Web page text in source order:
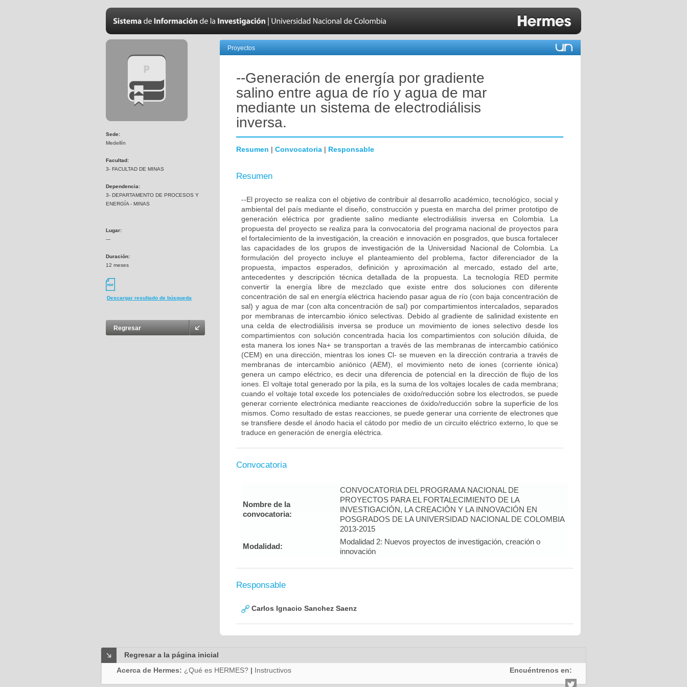
Sede:
Medellín
Facultad:
3- FACULTAD DE MINAS
Dependencia:
3- DEPARTAMENTO DE PROCESOS Y
ENERGÍA - MINAS
Lugar:
---
Duración:
12 meses
Descargar resultado de búsqueda
Regresar
Proyectos
--Generación de energía por gradiente
salino entre agua de río y agua de mar
mediante un sistema de electrodiálisis
inversa.
Resumen | Convocatoria | Responsable
Resumen
--El proyecto se realiza con el objetivo de contribuir al desarrollo académico, tecnológico, social y
ambiental del país mediante el diseño, construcción y puesta en marcha del primer prototipo de
generación eléctrica por gradiente salino mediante electrodiálisis inversa en Colombia. La
propuesta del proyecto se realiza para la convocatoria del programa nacional de proyectos para
el fortalecimiento de la investigación, la creación e innovación en posgrados, que busca fortalecer
las capacidades de los grupos de investigación de la Universidad Nacional de Colombia. La
formulación del proyecto incluye el planteamiento del problema, factor diferenciador de la
propuesta, impactos esperados, definición y aproximación al mercado, estado del arte,
antecedentes y descripción técnica detallada de la propuesta. La tecnología RED permite
convertir la energía libre de mezclado que existe entre dos soluciones con diferente
concentración de sal en energía eléctrica haciendo pasar agua de río (con baja concentración de
sal) y agua de mar (con alta concentración de sal) por compartimientos intercalados, separados
por membranas de intercambio iónico selectivas. Debido al gradiente de salinidad existente en
una celda de electrodiálisis inversa se produce un movimiento de iones selectivo desde los
compartimientos con solución concentrada hacia los compartimientos con solución diluida, de
esta manera los iones Na+ se transportan a través de las membranas de intercambio catiónico
(CEM) en una dirección, mientras los iones Cl- se mueven en la dirección contraria a través de
membranas de intercambio aniónico (AEM), el movimiento neto de iones (corriente iónica)
genera un campo eléctrico, es decir una diferencia de potencial en la dirección de flujo de los
iones. El voltaje total generado por la pila, es la suma de los voltajes locales de cada membrana;
cuando el voltaje total excede los potenciales de oxido/reducción sobre los electrodos, se puede
generar corriente electrónica mediante reacciones de óxido/reducción sobre la superficie de los
mismos. Como resultado de estas reacciones, se puede generar una corriente de electrones que
se transfiere desde el ánodo hacia el cátodo por medio de un circuito eléctrico externo, lo que se
traduce en generación de energía eléctrica.
Convocatoria
Nombre de la
convocatoria:
CONVOCATORIA DEL PROGRAMA NACIONAL DE
PROYECTOS PARA EL FORTALECIMIENTO DE LA
INVESTIGACIÓN, LA CREACIÓN Y LA INNOVACIÓN EN
POSGRADOS DE LA UNIVERSIDAD NACIONAL DE COLOMBIA
2013-2015
Modalidad:
Modalidad 2: Nuevos proyectos de investigación, creación o
innovación
Responsable
Carlos Ignacio Sanchez Saenz
Regresar a la página inicial
Acerca de Hermes: ¿Qué es HERMES? | Instructivos Encuéntrenos en: